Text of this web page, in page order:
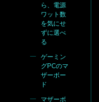
ら、電源
ワット数
を気にせ
ずに選べ
る
ゲーミン
グPCのマ
ザーボー
ド
マザーボ